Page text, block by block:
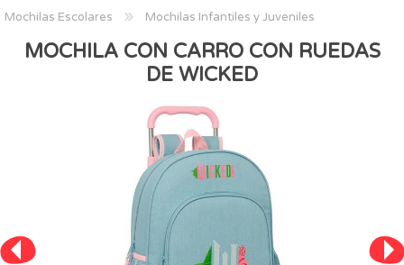
Mochilas Escolares
Mochilas Infantiles y Juveniles
MOCHILA CON CARRO CON RUEDAS
DE WICKED